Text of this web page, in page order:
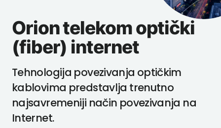
Orion telekom optički
(fiber) internet
Tehnologija povezivanja optičkim
kablovima predstavlja trenutno
najsavremeniji način povezivanja na
Internet.